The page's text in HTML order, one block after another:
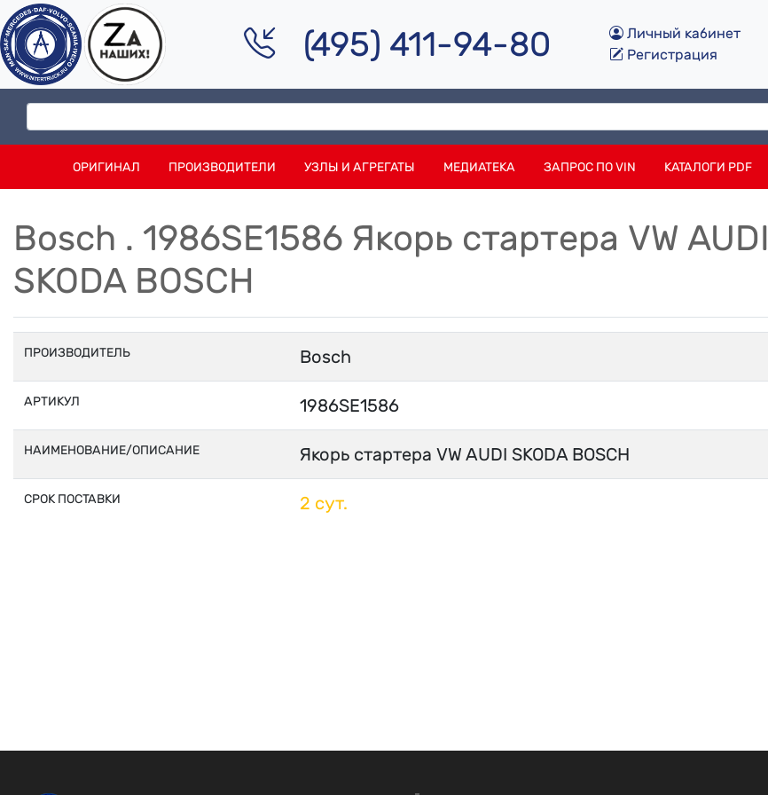
(495) 411-94-80
Личный кабинет
Регистрация
ОРИГИНАЛ ПРОИЗВОДИТЕЛИ УЗЛЫ И АГРЕГАТЫ МЕДИАТЕКА ЗАПРОС ПО VIN КАТАЛОГИ PDF
Bosch . 1986SE1586 Якорь стартера VW AUDI
SKODA BOSCH
ПРОИЗВОДИТЕЛЬ Bosch
АРТИКУЛ 1986SE1586
НАИМЕНОВАНИЕ/ОПИСАНИЕ Якорь стартера VW AUDI SKODA BOSCH
СРОК ПОСТАВКИ 2 сут.